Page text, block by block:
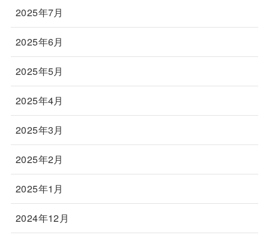
2025年7月
2025年6月
2025年5月
2025年4月
2025年3月
2025年2月
2025年1月
2024年12月